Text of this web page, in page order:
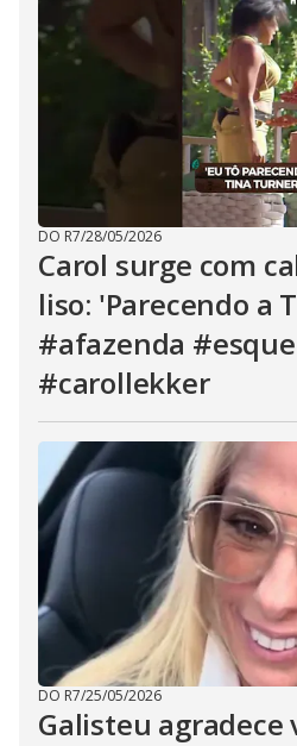
DO R7/28/05/2026
Carol surge com
liso: 'Parecendo a
#afazenda
#carollekker
DO R7/25/05/2026
Galisteu agradece